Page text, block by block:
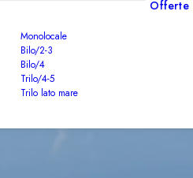
Monolocale
Bilo/2-3
Bilo/4
Trilo/4-5
Trilo lato mare
Offerte